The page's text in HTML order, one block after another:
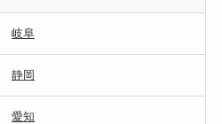
岐阜
静岡
愛知